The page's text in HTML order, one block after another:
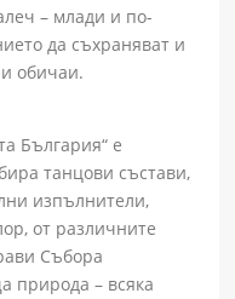
– млади и по-
да съхраняват и
обичаи.
България“ е
танцови състави,
изпълнители,
от различните
Събора
природа – всяка